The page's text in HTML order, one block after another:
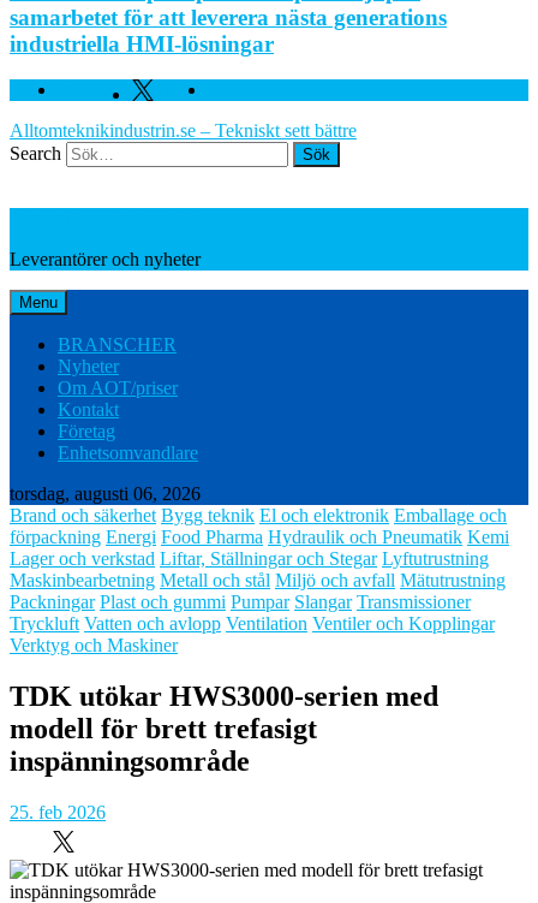
samarbetet för att leverera nästa generations
industriella HMI-lösningar
Facebook Twitter
Alltomteknikindustrin.se – Tekniskt sett bättre
Search
Leverantörer och nyheter
Menu
BRANSCHER
Nyheter
Om AOT/priser
Kontakt
Företag
Enhetsomvandlare
torsdag, augusti 06, 2026
Brand och säkerhet Bygg teknik El och elektronik Emballage och
förpackning Energi Food Pharma Hydraulik och Pneumatik Kemi
Lager och verkstad Liftar, Ställningar och Stegar Lyftutrustning
Maskinbearbetning Metall och stål Miljö och avfall Mätutrustning
Packningar Plast och gummi Pumpar Slangar Transmissioner
Tryckluft Vatten och avlopp Ventilation Ventiler och Kopplingar
Verktyg och Maskiner
TDK utökar HWS3000-serien med
modell för brett trefasigt
inspänningsområde
25. feb 2026